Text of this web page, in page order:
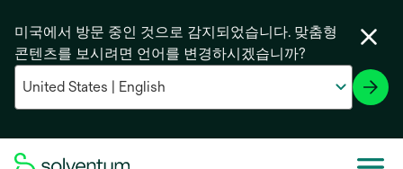
미국에서 방문 중인 것으로 감지되었습니다. 맞춤형
콘텐츠를 보시려면 언어를 변경하시겠습니까?